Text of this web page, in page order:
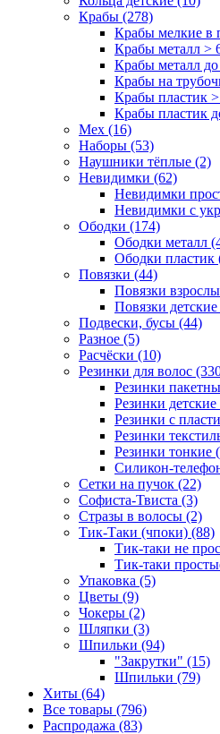
Крабы (278)
Крабы мелкие в
Крабы металл >
Крабы металл
Крабы на
Крабы пластик
Крабы пластик
Мех (16)
Наборы (53)
Наушники тёплые (2)
Невидимки (62)
Невидимки
Невидимки с
Ободки (174)
Ободки металл
Ободки пластик
Повязки (44)
Повязки
Повязки
Подвески, бусы (44)
Разное (5)
Расчёски (10)
Резинки для волос
Резинки
Резинки детские
Резинки с
Резинки
Резинки тонкие
Силикон-
Сетки на пучок (22)
Софиста-Твиста (3)
Стразы в волосы (2)
Тик-Таки (чпоки) (88)
Тик-таки не
Тик-таки
Упаковка (5)
Цветы (9)
Чокеры (2)
Шляпки (3)
Шпильки (94)
"Закрутки" (15)
Шпильки (79)
Хиты (64)
Все товары (796)
Распродажа (83)